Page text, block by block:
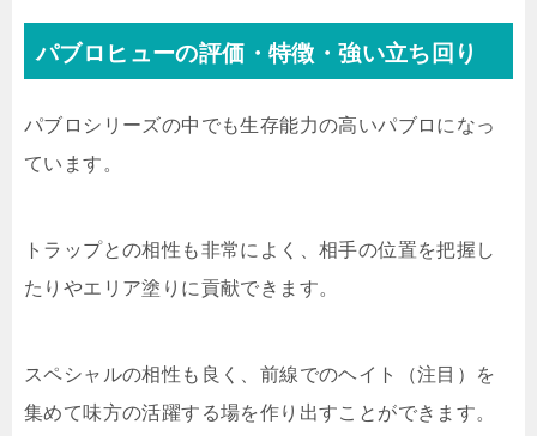
パブロヒューの評価・特徴・強い立ち回り
パブロシリーズの中でも生存能力の高いパブロになっ
ています。
トラップとの相性も非常によく、相手の位置を把握し
たりやエリア塗りに貢献できます。
スペシャルの相性も良く、前線でのヘイト（注目）を
集めて味方の活躍する場を作り出すことができます。